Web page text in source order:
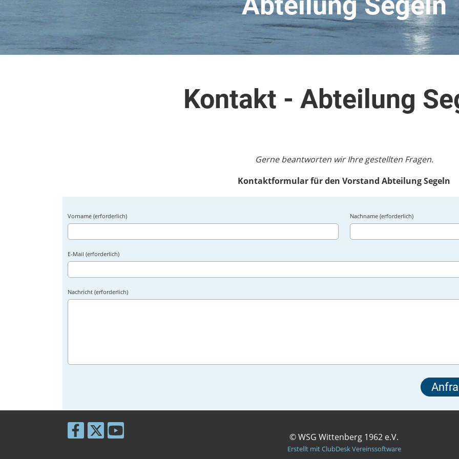
Kontakt - Abteilung
Gerne beantworten wir Ihre gestellten Fragen.
Kontaktformular für den Vorstand Abteilung Segeln
Vorname (erforderlich) Nachname (erforderlich)
E-Mail (erforderlich)
Nachricht (erforderlich)
© WSG Wittenberg 1962 e.V.
Erstellt mit ClubDesk Vereinssoftware